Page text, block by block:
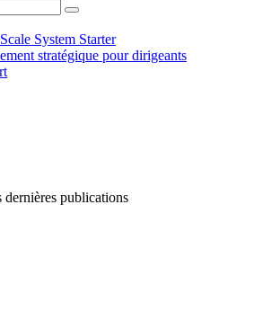
System Starter
stratégique pour dirigeants
dernières publications